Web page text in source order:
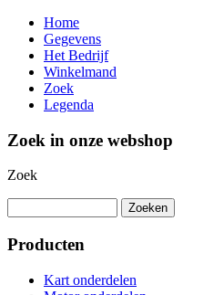
Home
Gegevens
Het Bedrijf
Winkelmand
Zoek
Legenda
Zoek in onze webshop
Zoek
Producten
Kart onderdelen